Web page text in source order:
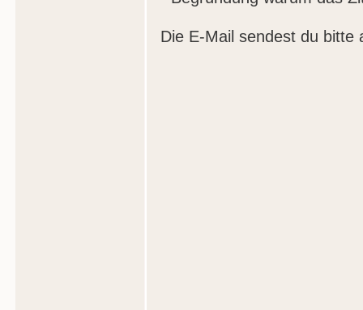
Die E-Mail sendest du bitte